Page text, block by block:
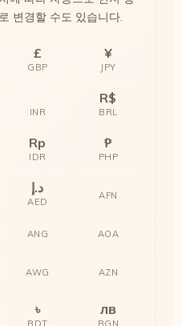
변경할 수도 있습니다.
£
GBP
¥
JPY
INR
R$
BRL
Rp
IDR
₱
PHP
د.إ
AED
AFN
ANG AOA
AWG AZN
৳
BDT
лв
BGN